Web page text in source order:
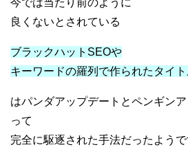
今では当たり前のように
良くないとされている
ブラックハットSEOや
キーワードの羅列で作られたタイ
はパンダアップデートとペンギン
って
完全に駆逐された手法だったようで